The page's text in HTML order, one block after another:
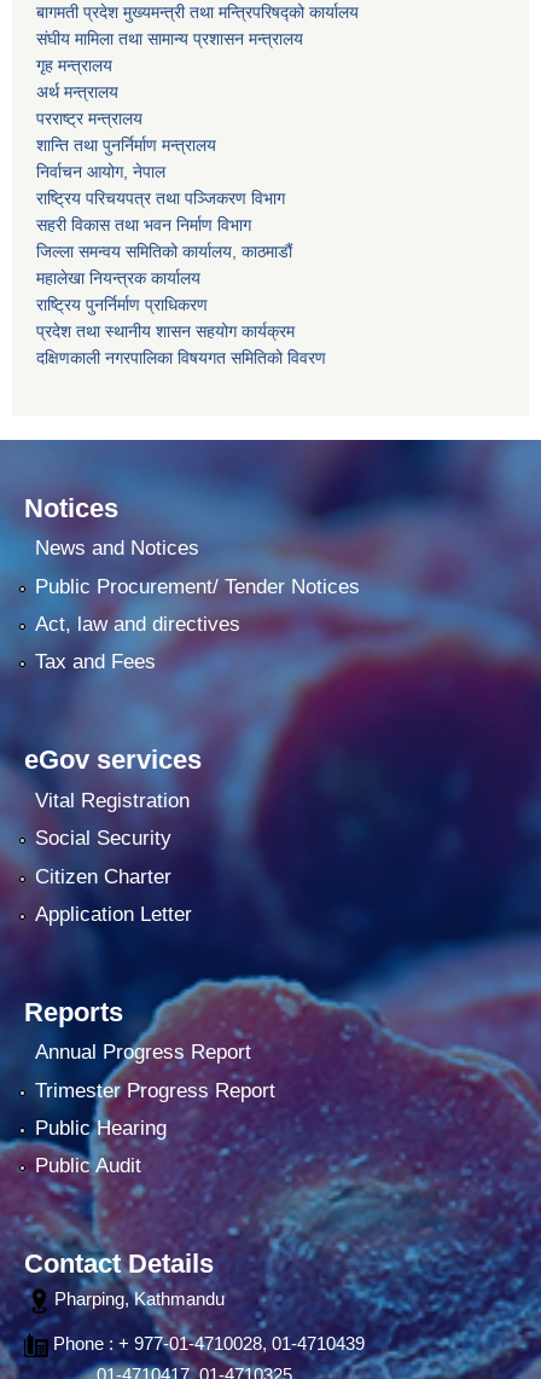
बागमती प्रदेश मुख्यमन्त्री तथा मन्त्रिपरिषद्को कार्यालय
संघीय मामिला तथा सामान्य प्रशासन मन्त्रालय
गृह मन्त्रालय
अर्थ मन्त्रालय
परराष्ट्र मन्त्रालय
शान्ति तथा पुनर्निर्माण मन्त्रालय
निर्वाचन आयोग, नेपाल
राष्ट्रिय परिचयपत्र तथा पञ्जिकरण विभाग
सहरी विकास तथा भवन निर्माण विभाग
जिल्ला समन्वय समितिको कार्यालय, काठमाडौं
महालेखा नियन्त्रक कार्यालय
राष्ट्रिय पुनर्निर्माण प्राधिकरण
प्रदेश तथा स्थानीय शासन सहयोग कार्यक्रम
दक्षिणकाली नगरपालिका विषयगत समितिको विवरण
Notices
News and Notices
Public Procurement/ Tender Notices
Act, law and directives
Tax and Fees
eGov services
Vital Registration
Social Security
Citizen Charter
Application Letter
Reports
Annual Progress Report
Trimester Progress Report
Public Hearing
Public Audit
Contact Details
Pharping, Kathmandu
Phone : + 977-01-4710028, 01-4710439
01-4710417, 01-4710325